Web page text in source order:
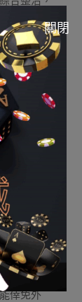
場謹防焚
、樹葉，
炒烹炸。
應急相應
降臨盆負
的大氣淨
門路的機
灑水抑塵
色預警并
步伐：除
筑、拆遷
、綠化、
強揚塵防
監管，謹
分發布霾
倖免外
關閉